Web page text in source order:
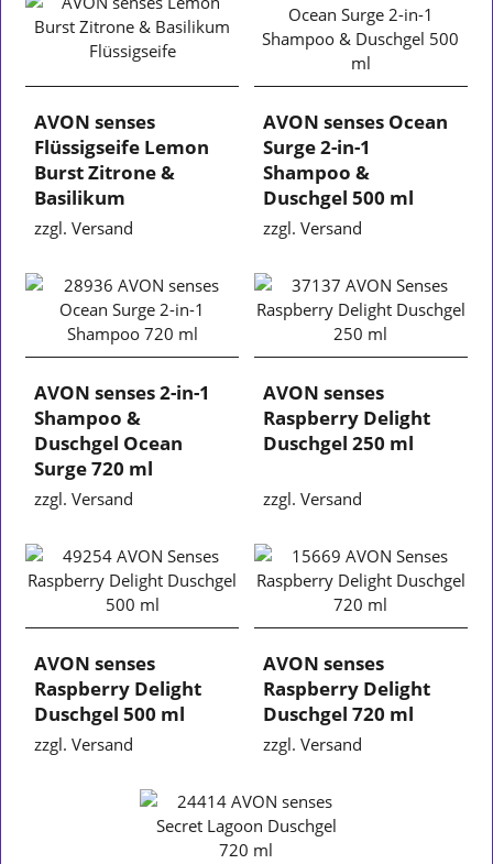
AVON senses
Flüssigseife Lemon
Burst Zitrone &
Basilikum
zzgl. Versand
AVON senses Ocean
Surge 2-in-1
Shampoo &
Duschgel 500 ml
zzgl. Versand
AVON senses 2-in-1
Shampoo &
Duschgel Ocean
Surge 720 ml
zzgl. Versand
AVON senses
Raspberry Delight
Duschgel 250 ml
zzgl. Versand
AVON senses
Raspberry Delight
Duschgel 500 ml
zzgl. Versand
AVON senses
Raspberry Delight
Duschgel 720 ml
zzgl. Versand